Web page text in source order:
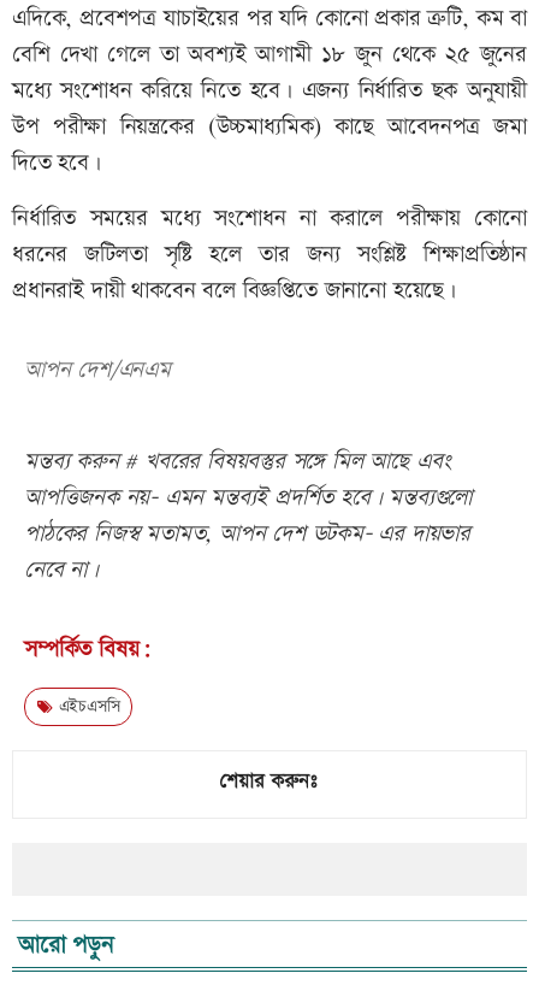
এদিকে, প্রবেশপত্র যাচাইয়ের পর যদি কোনো প্রকার ত্রুটি, কম বা
বেশি দেখা গেলে তা অবশ্যই আগামী ১৮ জুন থেকে ২৫ জুনের
মধ্যে সংশোধন করিয়ে নিতে হবে। এজন্য নির্ধারিত ছক অনুযায়ী
উপ পরীক্ষা নিয়ন্ত্রকের (উচ্চমাধ্যমিক) কাছে আবেদনপত্র জমা
দিতে হবে।
নির্ধারিত সময়ের মধ্যে সংশোধন না করালে পরীক্ষায় কোনো
ধরনের জটিলতা সৃষ্টি হলে তার জন্য সংশ্লিষ্ট শিক্ষাপ্রতিষ্ঠান
প্রধানরাই দায়ী থাকবেন বলে বিজ্ঞপ্তিতে জানানো হয়েছে।
আপন দেশ/এনএম
মন্তব্য করুন # খবরের বিষয়বস্তুর সঙ্গে মিল আছে এবং
আপত্তিজনক নয়- এমন মন্তব্যই প্রদর্শিত হবে। মন্তব্যগুলো
পাঠকের নিজস্ব মতামত, আপন দেশ ডটকম- এর দায়ভার
নেবে না।
সম্পর্কিত বিষয়:
এইচএসসি
শেয়ার করুনঃ
আরো পড়ুন